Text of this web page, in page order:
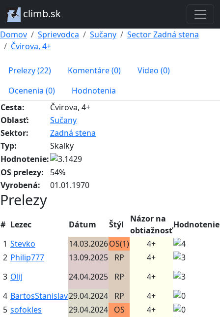
climb.sk
Domov Sprievodca Sučany
Sector Zadná stena
Čvirova, 4+
Prelezy (22) Komentáre (0)
Video (0)
Ocenenia (0)
Hodnotenia
Cesta:
Čvirova, 4+
Oblasť:
Sučany
Sektor:
Zadná stena
Typ:
Skalky
Hodnotenie:
OS prelezy:
54%
Vyrobená:
01.01.1970
Prelezy
# Lezec Dátum Štýl
Názor na
obtiažnosť
Hodnotenie
1 Stevko 14.03.2026OS(1)
4+
2 Philip777 13.09.2025 RP
4+
3 OliJ 24.04.2025 RP
4+
4 BartosStanislav29.04.2024 RP
4+
5 sofokles 29.04.2024 OS
4+